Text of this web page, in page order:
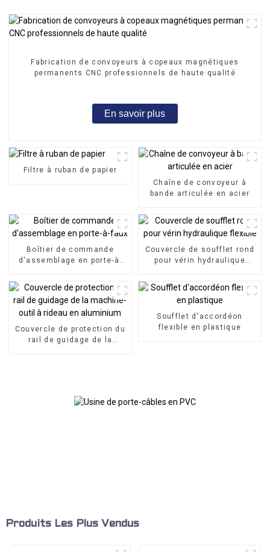
Fabrication de convoyeurs à copeaux magnétiques
permanents CNC professionnels de haute qualité
En savoir plus
Filtre à ruban de papier
Chaîne de convoyeur à
bande articulée en acier
Boîtier de commande
d'assemblage en porte-à-
Couvercle de soufflet rond
pour vérin hydraulique
Couvercle de protection du
rail de guidage de la
Soufflet d'accordéon
flexible en plastique
Produits Les Plus Vendus